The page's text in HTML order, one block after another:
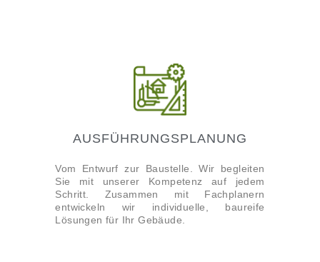
AUSFÜHRUNGSPLANUNG
Vom Entwurf zur Baustelle. Wir begleiten
Sie mit unserer Kompetenz auf jedem
Schritt. Zusammen mit Fachplanern
entwickeln wir individuelle, baureife
Lösungen für Ihr Gebäude.